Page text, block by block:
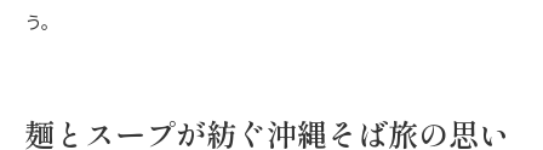
う。
麺とスープが紡ぐ沖縄そば旅の思い